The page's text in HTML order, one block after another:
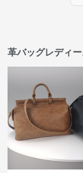
革バッグレディ